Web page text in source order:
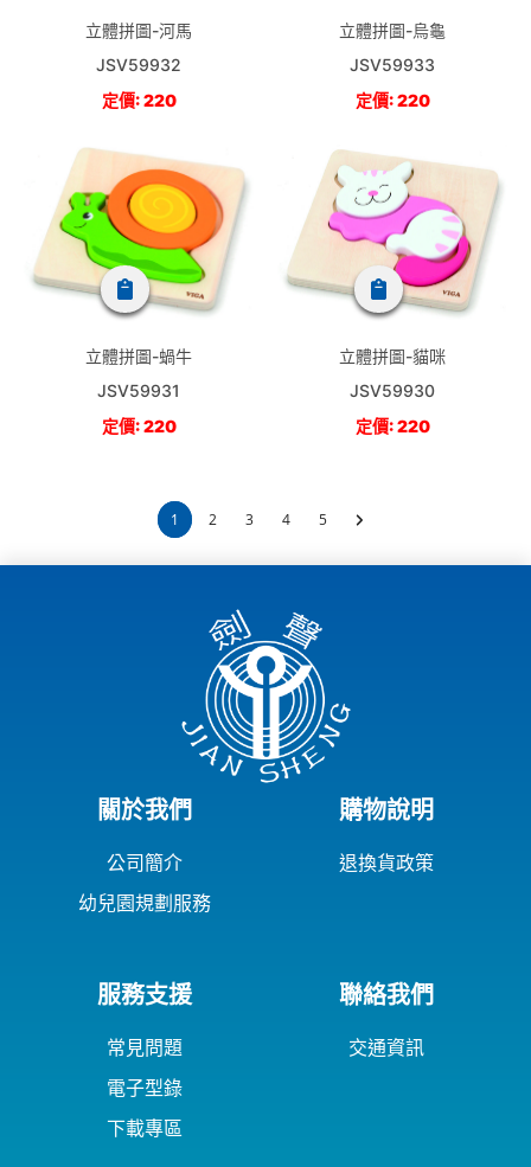
立體拼圖-河馬
JSV59932
定價: 220
立體拼圖-烏龜
JSV59933
定價: 220
立體拼圖-蝸牛
JSV59931
定價: 220
立體拼圖-貓咪
JSV59930
定價: 220
1 2 3 4 5
關於我們
公司簡介
幼兒園規劃服務
購物說明
退換貨政策
服務支援
常見問題
電子型錄
下載專區
聯絡我們
交通資訊